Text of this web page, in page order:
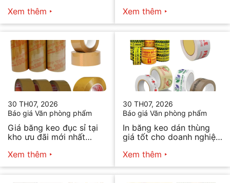
Xem thêm
Xem thêm
30 TH07, 2026
Báo giá Văn phòng phẩm
Giá băng keo đục sỉ tại
kho ưu đãi mới nhất
Xem thêm
30 TH07, 2026
Báo giá Văn phòng phẩm
In băng keo dán thùng
giá tốt cho doanh nghiệp
Xem thêm